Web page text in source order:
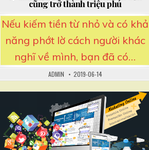
cũng trở thành triệu phú
Nếu kiếm tiền từ nhỏ và có khả
năng phớt lờ cách người khác
nghĩ về mình, bạn đã có…
ADMIN 2019-06-14
Posted
in